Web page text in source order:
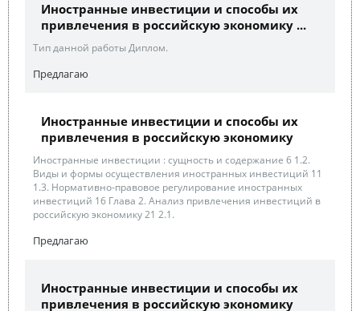
Иностранные инвестиции и способы их
привлечения в российскую экономику ...
Тип данной работы Диплом.
Предлагаю
Иностранные инвестиции и способы их
привлечения в российскую экономику
Иностранные инвестиции : сущность и содержание 6 1.2.
Виды и формы осуществления иностранных инвестиций 11
1.3. Нормативно-правовое регулирование иностранных
инвестиций 16 Глава 2. Анализ привлечения инвестиций в
российскую экономику 21 2.1.
Предлагаю
Иностранные инвестиции и способы их
привлечения в российскую экономику